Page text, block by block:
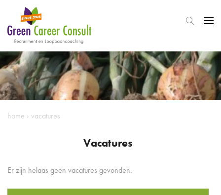
home › vacatures
Vacatures
Er zijn helaas geen vacatures gevonden.